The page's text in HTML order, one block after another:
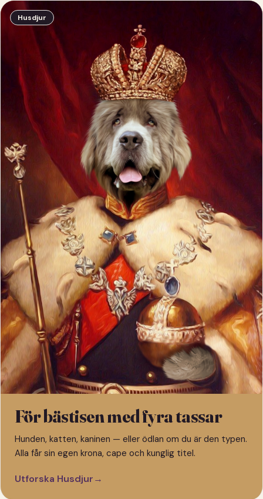
Husdjur
För bästisen med fyra tassar
Hunden, katten, kaninen — eller ödlan om du är den typen.
Alla får sin egen krona, cape och kunglig titel.
Utforska Husdjur→